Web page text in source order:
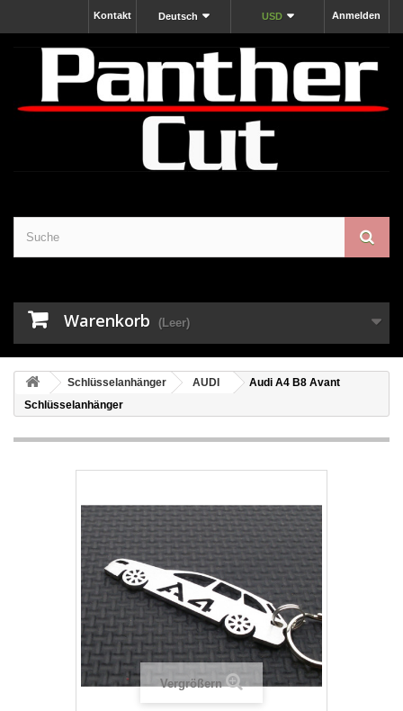
Anmelden
USD
Deutsch
Kontakt
Warenkorb (Leer)
Schlüsselanhänger AUDI
Audi A4 B8 Avant
Schlüsselanhänger
Vergrößern